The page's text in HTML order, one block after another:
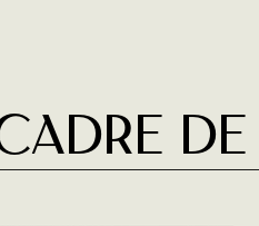
de